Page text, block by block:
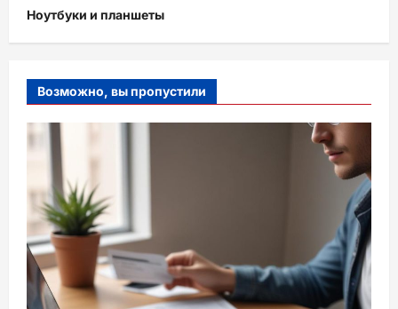
Ноутбуки и планшеты
Возможно, вы пропустили